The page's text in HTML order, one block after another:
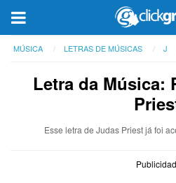
MÚSICA LETRAS DE MÚSICAS J
Letra da Música:
Esse letra de Judas Priest já foi